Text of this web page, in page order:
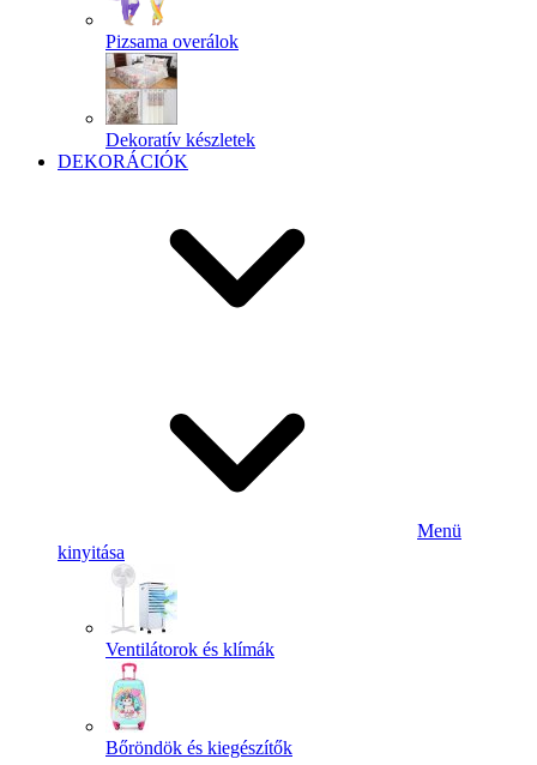
Pizsama overálok
Dekoratív készletek
DEKORÁCIÓK
Menü
kinyitása
Ventilátorok és klímák
Bőröndök és kiegészítők